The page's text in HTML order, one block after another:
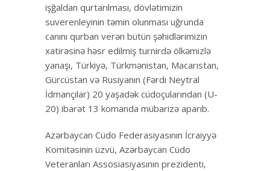
işğaldan qurtarılması, dövlətimizin
suverenleyinin təmin olunması uğrunda
canını qurban verən bütün şəhidlərimizin
xatirəsinə həsr edilmiş turnirdə ölkəmizlə
yanaşı, Türkiyə, Türkmənistan, Macarıstan,
Gürcüstan və Rusiyanın (Fərdi Neytral
İdmançılar) 20 yaşadək cüdoçularından (U-
20) ibarət 13 komanda mübarizə aparıb.
Azərbaycan Cüdo Federasiyasının İcraiyyə
Komitəsinin üzvü, Azərbaycan Cüdo
Veteranları Assosiasiyasının prezidenti,